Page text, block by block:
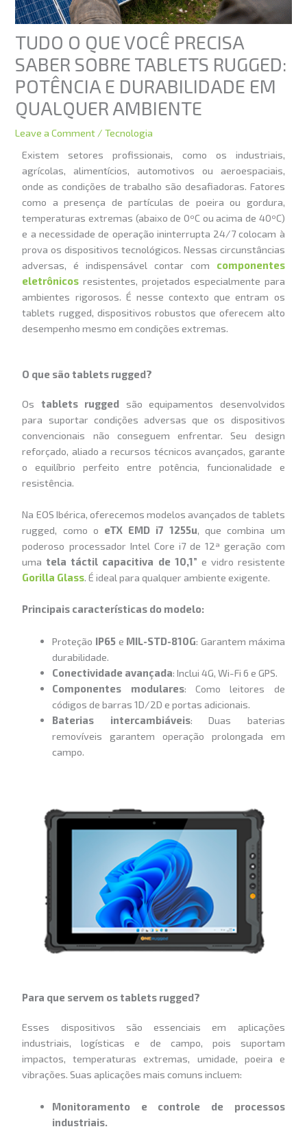
TUDO O QUE VOCÊ PRECISA
SABER SOBRE TABLETS RUGGED:
POTÊNCIA E DURABILIDADE EM
QUALQUER AMBIENTE
Leave a Comment /Tecnologia
Existem setores profissionais, como os industriais,
agrícolas, alimentícios, automotivos ou aeroespaciais,
onde as condições de trabalho são desafiadoras. Fatores
como a presença de partículas de poeira ou gordura,
temperaturas extremas (abaixo de 0ºC ou acima de 40ºC)
e a necessidade de operação ininterrupta 24/7 colocam à
prova os dispositivos tecnológicos. Nessas circunstâncias
adversas, é indispensável contar com componentes
eletrônicos resistentes, projetados especialmente para
ambientes rigorosos. É nesse contexto que entram os
tablets rugged, dispositivos robustos que oferecem alto
desempenho mesmo em condições extremas.
O que são tablets rugged?
Os tablets rugged são equipamentos desenvolvidos
para suportar condições adversas que os dispositivos
convencionais não conseguem enfrentar. Seu design
reforçado, aliado a recursos técnicos avançados, garante
o equilíbrio perfeito entre potência, funcionalidade e
resistência.
Na EOS Ibérica, oferecemos modelos avançados de tablets
rugged, como o eTX EMD i7 1255u, que combina um
poderoso processador Intel Core i7 de 12ª geração com
umatela táctil capacitiva de 10,1” e vidro resistente
Gorilla Glass. É ideal para qualquer ambiente exigente.
Principais características do modelo:
Proteção IP65e MIL-STD-810G: Garantem máxima
durabilidade.
Conectividade avançada: Inclui 4G, Wi-Fi 6 e GPS.
Componentes modulares: Como leitores de
códigos de barras 1D/2D e portas adicionais.
Baterias intercambiáveis: Duas baterias
removíveis garantem operação prolongada em
campo.
Para que servem os tablets rugged?
Esses dispositivos são essenciais em aplicações
industriais, logísticas e de campo, pois suportam
impactos, temperaturas extremas, umidade, poeira e
vibrações. Suas aplicações mais comuns incluem:
Monitoramento e controle de processos
industriais.